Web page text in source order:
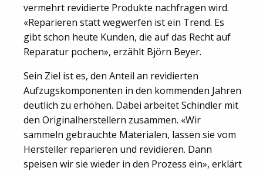
vermehrt revidierte Produkte nachfragen wird.
«Reparieren statt wegwerfen ist ein Trend. Es
gibt schon heute Kunden, die auf das Recht auf
Reparatur pochen», erzählt Björn Beyer.
Sein Ziel ist es, den Anteil an revidierten
Aufzugskomponenten in den kommenden Jahren
deutlich zu erhöhen. Dabei arbeitet Schindler mit
den Originalherstellern zusammen. «Wir
sammeln gebrauchte Materialen, lassen sie vom
Hersteller reparieren und revidieren. Dann
speisen wir sie wieder in den Prozess ein», erklärt